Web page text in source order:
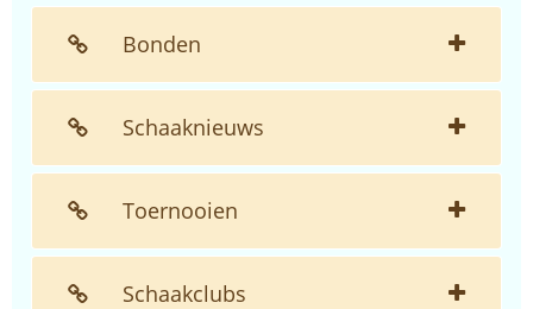
Bonden
Schaaknieuws
Toernooien
Schaakclubs